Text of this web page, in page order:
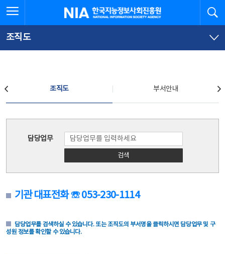
문
로
가
체
뉴
바
가
한국지능정보사회진흥원
조직도
조직도 부서안내
담당업무
검색
기관 대표전화 ☏ 053-230-1114
담당업무를 검색하실 수 있습니다. 또는 조직도의 부서명을 클릭하시면 담당업무 및 구
성원 정보를 확인할 수 있습니다.